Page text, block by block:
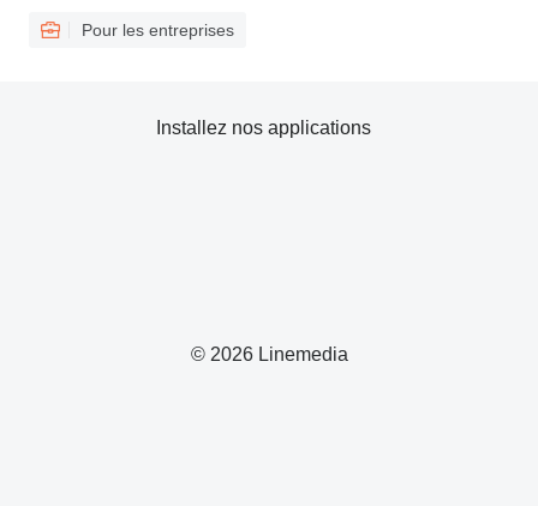
Pour les entreprises
© 2026 Linemedia
Installez nos applications